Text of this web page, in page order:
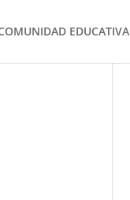
EDUCATIVA